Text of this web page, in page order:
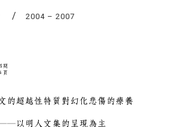
2004 – 2007